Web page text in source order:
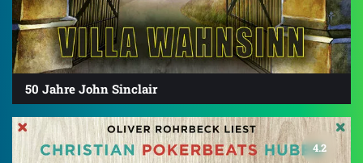
50 Jahre John Sinclair
4.2